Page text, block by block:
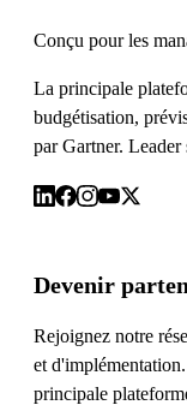
Conçu pour les
La principale
budgétisation,
par Gartner.
Devenir
Rejoignez notre
et
principale